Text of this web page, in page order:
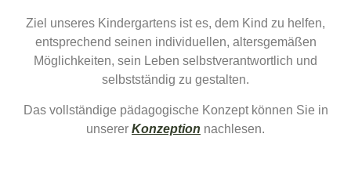
Ziel unseres Kindergartens ist es, dem Kind zu helfen,
entsprechend seinen individuellen, altersgemäßen
Möglichkeiten, sein Leben selbstverantwortlich und
selbstständig zu gestalten.
Das vollständige pädagogische Konzept können Sie in
unserer Konzeption nachlesen.